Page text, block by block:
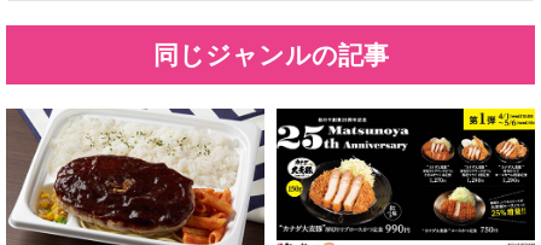
同じジャンルの記事